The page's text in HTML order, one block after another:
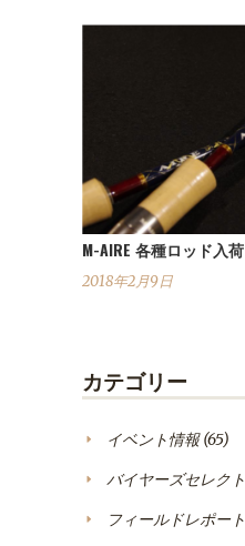
M-AIRE 各種ロッド入荷
2018年2月9日
カテゴリー
イベント情報(65)
バイヤーズセレクト
フィールドレポート